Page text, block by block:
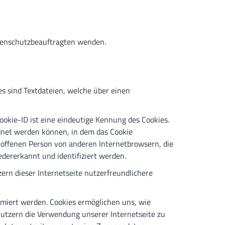
wenden.
sind Textdateien, welche über einen
ID ist eine eindeutige Kennung des Cookies.
werden können, in dem das Cookie
Person von anderen Internetbrowsern, die
und identifiziert werden.
dieser Internetseite nutzerfreundlichere
werden. Cookies ermöglichen uns, wie
die Verwendung unserer Internetseite zu